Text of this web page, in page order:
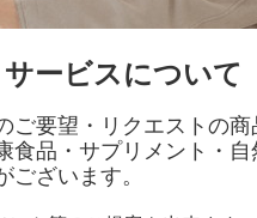
ービスについて
ご要望・リクエストの
食品・サプリメント・
ざいます。